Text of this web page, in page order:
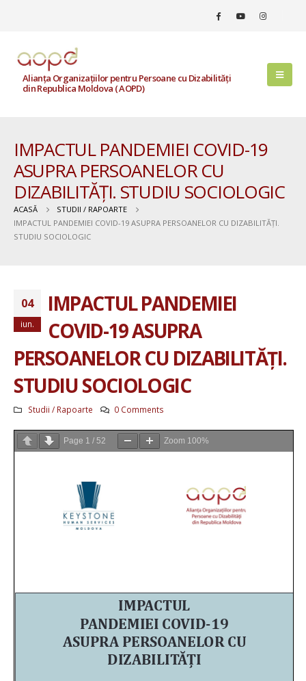
Alianța Organizațiilor pentru Persoane cu Dizabilități
din Republica Moldova ( AOPD)
IMPACTUL PANDEMIEI COVID-19
ASUPRA PERSOANELOR CU
DIZABILITĂȚI. STUDIU SOCIOLOGIC
ACASĂ
STUDII / RAPOARTE
IMPACTUL PANDEMIEI COVID-19 ASUPRA PERSOANELOR CU DIZABILITĂȚI.
STUDIU SOCIOLOGIC
04
iun.
IMPACTUL PANDEMIEI
COVID-19 ASUPRA
PERSOANELOR CU DIZABILITĂȚI.
STUDIU SOCIOLOGIC
Studii / Rapoarte 0 Comments
Page 1 / 52 Zoom 100%